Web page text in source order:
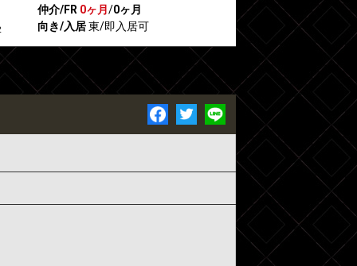
仲介/FR 0ヶ月/0ヶ月
向き/入居東/即入居可